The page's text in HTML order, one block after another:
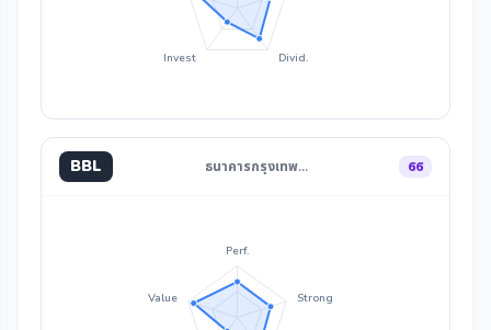
Divid.
Invest
BBL ธนาคารกรุงเทพ… 66
Perf.
Strong
Value